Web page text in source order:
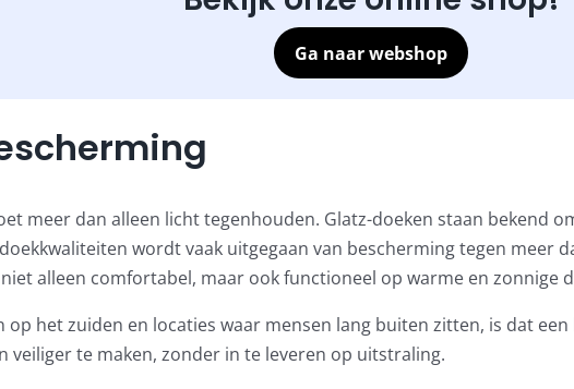
Ga naar webshop
meer dan alleen licht tegenhouden. Glatz-doeken staan bekend
wordt vaak uitgegaan van bescherming tegen meer
alleen comfortabel, maar ook functioneel op warme en zonnige
op het zuiden en locaties waar mensen lang buiten zitten, is dat
te maken, zonder in te leveren op uitstraling.